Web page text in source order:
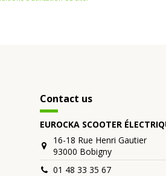
Contact us
EUROCKA SCOOTER
16-18 Rue Henri Gautier
93000 Bobigny
01 48 33 35 67